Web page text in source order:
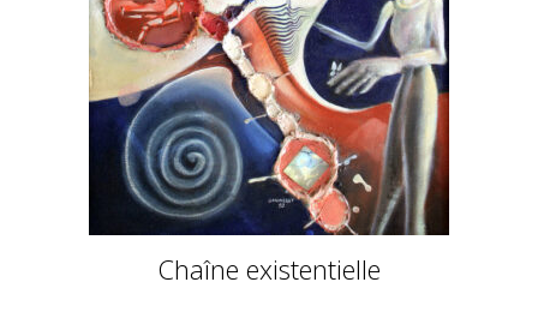
Chaîne existentielle